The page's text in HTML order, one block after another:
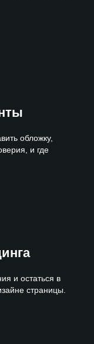
обложку,
и где
и остаться в
страницы.